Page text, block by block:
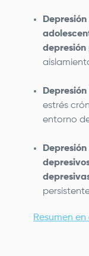
depresión
estrés
entorno
Resumen